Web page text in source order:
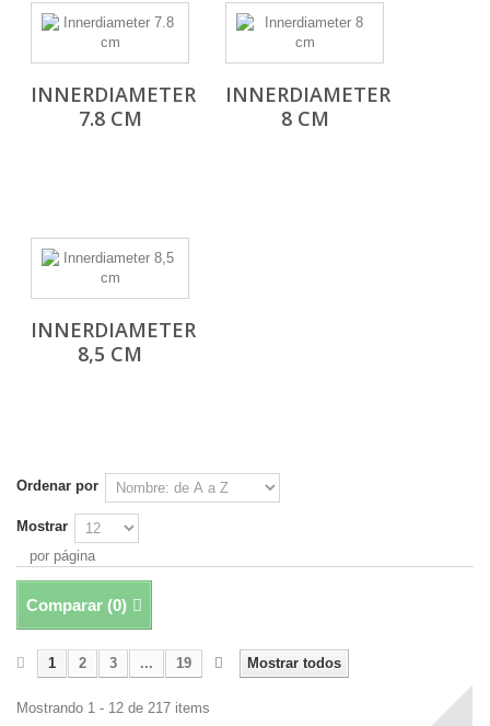
INNERDIAMETER
7.8 CM
INNERDIAMETER
8 CM
INNERDIAMETER
8,5 CM
Ordenar por
Mostrar
por página
Comparar (0)
Mostrar todos
1 2 3 ... 19
Mostrando 1 - 12 de 217 items